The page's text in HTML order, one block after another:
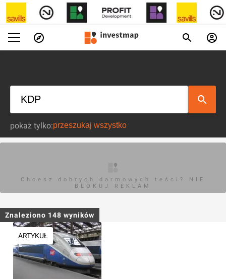
pokaż tylko:
Chcesz dobrych darmowych teści? NIE
BLOKUJ REKLAM
Znaleziono 148 wyników
ARTYKUŁ